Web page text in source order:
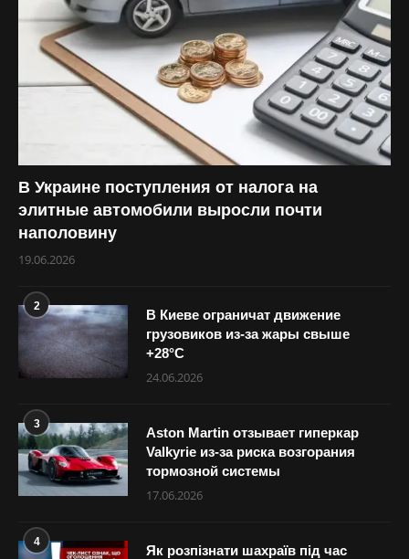
В Украине поступления от налога на
элитные автомобили выросли почти
наполовину
19.06.2026
2
В Киеве ограничат движение
грузовиков из-за жары свыше
+28°С
24.06.2026
3
Aston Martin отзывает гиперкар
Valkyrie из-за риска возгорания
тормозной системы
17.06.2026
4
Як розпізнати шахраїв під час